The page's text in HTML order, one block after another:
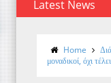
Latest News
Home
μοναδικοί, όχι